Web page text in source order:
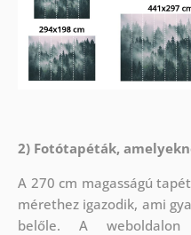
2) Fotótapéták,
A 270 cm magasságú
mérethez igazodik, ami
belőle. A